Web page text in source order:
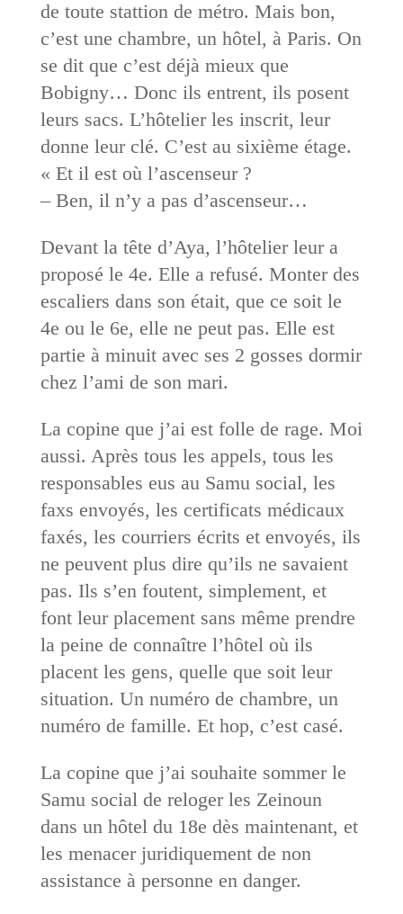
de toute stattion de métro. Mais bon,
c’est une chambre, un hôtel, à Paris. On
se dit que c’est déjà mieux que
Bobigny… Donc ils entrent, ils posent
leurs sacs. L’hôtelier les inscrit, leur
donne leur clé. C’est au sixième étage.
« Et il est où l’ascenseur ?
– Ben, il n’y a pas d’ascenseur…
Devant la tête d’Aya, l’hôtelier leur a
proposé le 4e. Elle a refusé. Monter des
escaliers dans son était, que ce soit le
4e ou le 6e, elle ne peut pas. Elle est
partie à minuit avec ses 2 gosses dormir
chez l’ami de son mari.
La copine que j’ai est folle de rage. Moi
aussi. Après tous les appels, tous les
responsables eus au Samu social, les
faxs envoyés, les certificats médicaux
faxés, les courriers écrits et envoyés, ils
ne peuvent plus dire qu’ils ne savaient
pas. Ils s’en foutent, simplement, et
font leur placement sans même prendre
la peine de connaître l’hôtel où ils
placent les gens, quelle que soit leur
situation. Un numéro de chambre, un
numéro de famille. Et hop, c’est casé.
La copine que j’ai souhaite sommer le
Samu social de reloger les Zeinoun
dans un hôtel du 18e dès maintenant, et
les menacer juridiquement de non
assistance à personne en danger.